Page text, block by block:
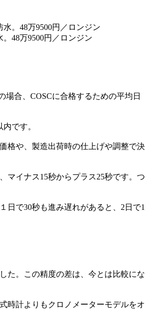
48万9500円／ロンジン
場合、COSCに合格するための平均日
です。
格や、製造出荷時の仕上げや調整で決
マイナス15秒からプラス25秒です。つ
日で30秒も進み遅れがあると、2日で1
た。この精度の差は、今とは比較にな
時計よりもクロノメーターモデルをオ